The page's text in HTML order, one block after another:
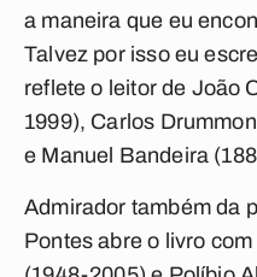
a maneira que eu
Talvez por isso eu
reflete o leitor de João
1999), Carlos
e Manuel Bandeira
Admirador também da
Pontes abre o livro